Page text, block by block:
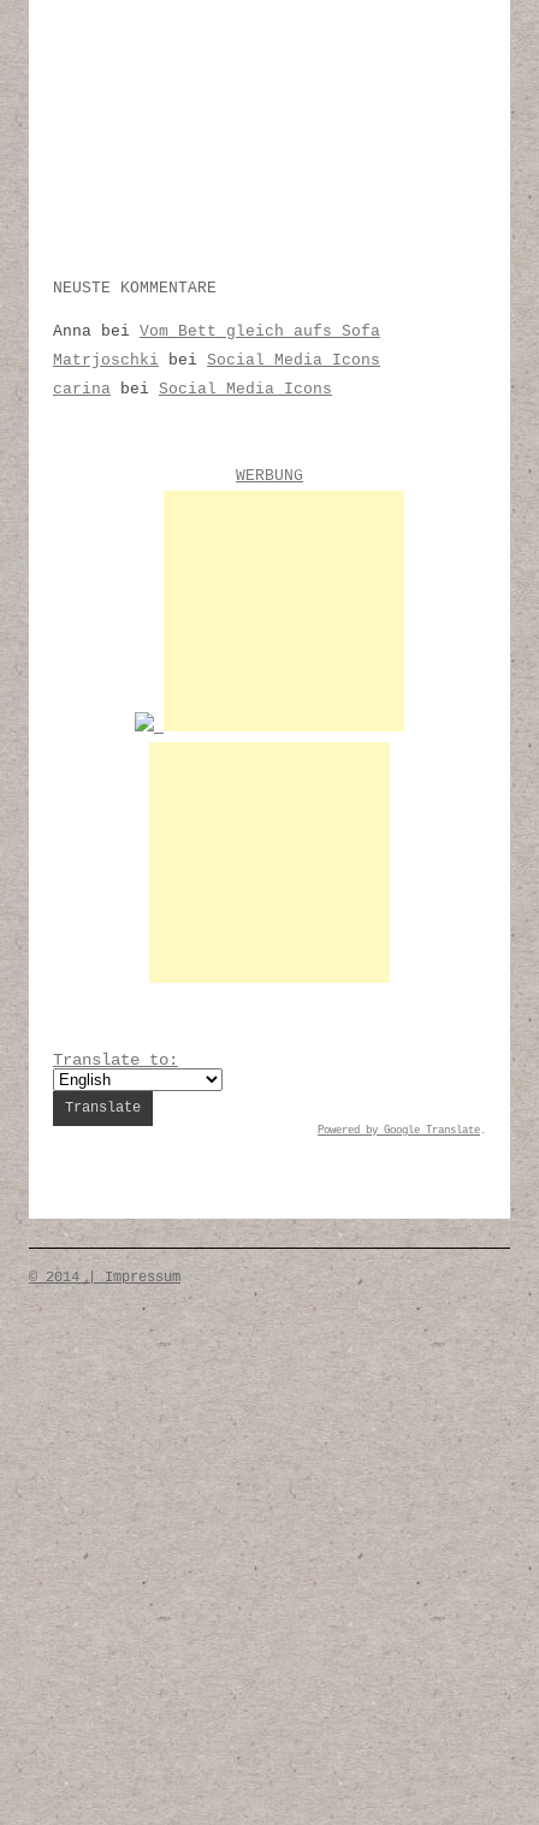
NEUSTE KOMMENTARE
Anna bei Vom Bett gleich aufs Sofa
Matrjoschki bei Social Media Icons
carina bei Social Media Icons
WERBUNG
Translate to:
Powered by Google Translate .
© 2014 | Impressum